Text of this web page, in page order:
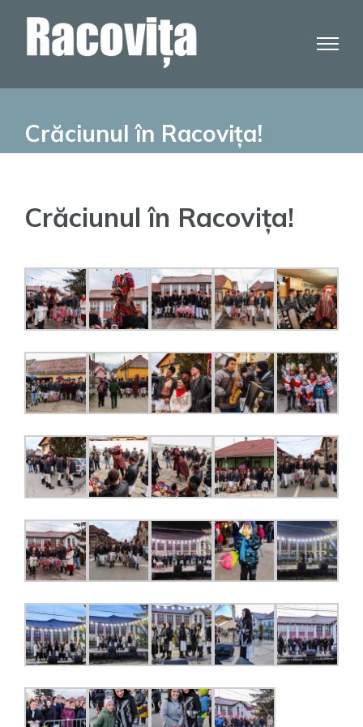
Crăciunul în Racovița!
Crăciunul în Racovița!